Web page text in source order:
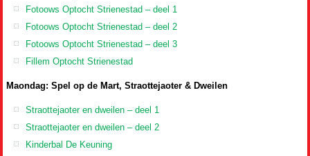
Fotoows Optocht Strienestad – deel 1
Fotoows Optocht Strienestad – deel 2
Fotoows Optocht Strienestad – deel 3
Fillem Optocht Strienestad
Maondag: Spel op de Mart, Straottejaoter & Dweilen
Straottejaoter en dweilen – deel 1
Straottejaoter en dweilen – deel 2
Kinderbal De Keuning